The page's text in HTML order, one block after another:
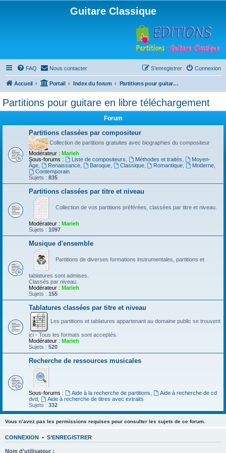
Guitare Classique
FAQ Nous contacter Connexion
S’enregistrer
Accueil Portail Index du forum Partitions pour guitare en libre téléchargement
Partitions pour guitare en libre téléchargement
Forum
Partitions classées par compositeur
Collection de partitions gratuites avec biographies du compositeur
Modérateur : Marieh
Sous-forums :
Liste de compositeurs Méthodes et traités
Moyen-
Âge
Renaissance, Baroque, Classique, Romantique Moderne
Contemporain
Sujets : 835
Partitions classées par titre et niveau
Collection de vos partitions préférées, classées par titre et niveau.
Modérateur : Marieh
Sujets : 1097
Musique d'ensemble
Partitions de diverses formations instrumentales, partitions et
tablatures sont admises.
Classés par niveau.
Modérateur : Marieh
Sujets : 155
Tablatures classées par titre et niveau
Les partitions et tablatures appartenant au domaine public se trouvent
ici - Tous les formats sont acceptés.
Modérateur : Marieh
Sujets : 520
Recherche de ressources musicales
Sous-forums : Aide à la recherche de partitions
Aide à recherche de cd
dvd
Aide à recherche de titres avec extraits
Sujets : 332
Vous n’avez pas les permissions requises pour consulter les sujets de ce forum.
CONNEXION • S’ENREGISTRER
Nom d’utilisateur :